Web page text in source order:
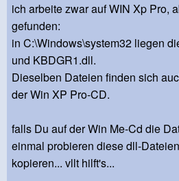
ich arbeite zwar auf WIN Xp Pro,
gefunden:
in C:\Windows\system32 liegen
und KBDGR1.dll.
Dieselben Dateien finden sich
der Win XP Pro-CD.
falls Du auf der Win Me-Cd die
einmal probieren diese dll-
kopieren... vllt hilft's...